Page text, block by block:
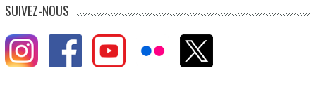
SUIVEZ-NOUS